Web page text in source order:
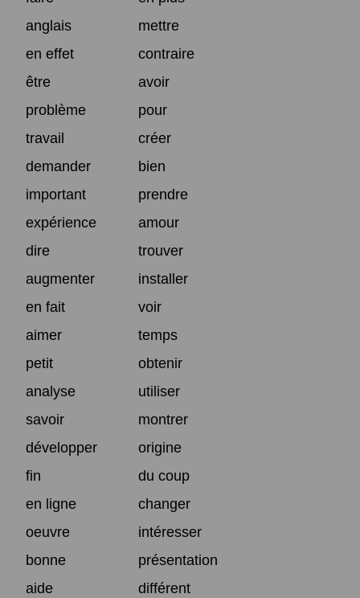
anglais
mettre
en effet
contraire
être
avoir
problème
pour
travail
créer
demander
bien
important
prendre
expérience
amour
dire
trouver
augmenter
installer
en fait
voir
aimer
temps
petit
obtenir
analyse
utiliser
savoir
montrer
développer
origine
fin
du coup
en ligne
changer
oeuvre
intéresser
bonne
présentation
aide
différent